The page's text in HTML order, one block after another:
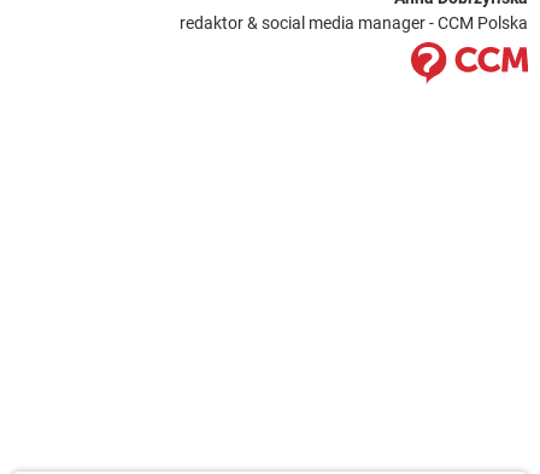
redaktor & social media manager - CCM Polska